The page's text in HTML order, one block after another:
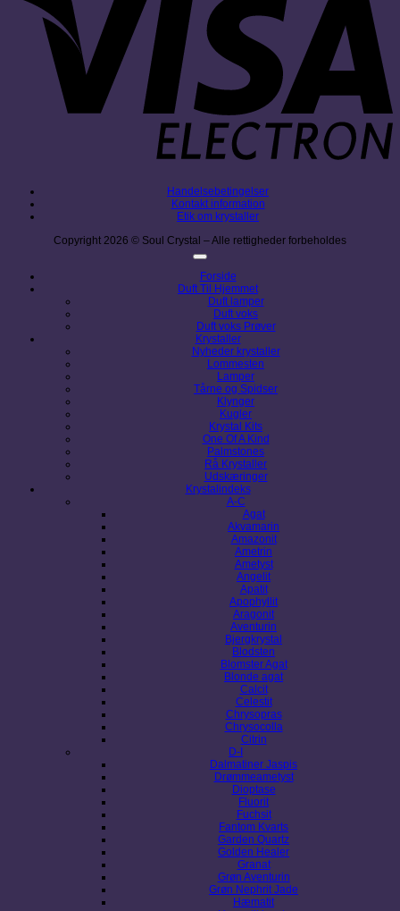
Handelsebetingelser
Kontakt information
Etik om krystaller
Copyright 2026 © Soul Crystal – Alle rettigheder forbeholdes
Forside
Duft Til Hjemmet
Duft lamper
Duft voks
Duft voks Prøver
Krystaller
Nyheder krystaller
Lommesten
Lamper
Tårne og Spidser
Klynger
Kugler
Krystal Kits
One Of A Kind
Palmstones
Rå Krystaller
Udskæringer
Krystalindeks
A-C
Agat
Akvamarin
Amazonit
Ametrin
Ametyst
Angelit
Apatit
Apophyllit
Aragonit
Aventurin
Bjergkrystal
Blodsten
Blomster Agat
Blonde agat
Calcit
Celestit
Chrysopras
Chrysocolla
Citrin
D-I
Dalmatiner Jaspis
Drømmeametyst
Dioptase
Fluorit
Fuchsit
Fantom Kvarts
Garden Quartz
Golden Healer
Granat
Grøn Aventurin
Grøn Nephrit Jade
Hæmatit